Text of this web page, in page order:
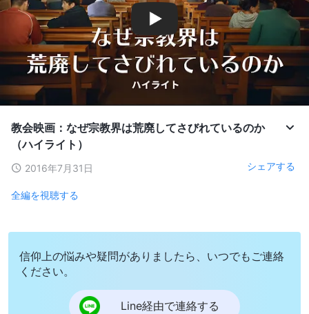
教会映画：なぜ宗教界は荒廃してさびれているのか
（ハイライト）
2016年7月31日 シェアする
全編を視聴する
信仰上の悩みや疑問がありましたら、いつでもご連絡
ください。
Line経由で連絡する